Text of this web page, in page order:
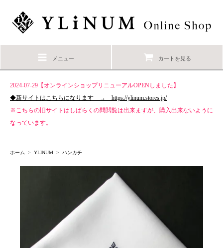
メニュー カートを見る
2024-07-29【オンラインショップリニューアルOPENしました】
◆新サイトはこちらになります → https://ylinum.stores.jp/
※こちらの旧サイトはしばらくの間閲覧は出来ますが、購入出来ないように
なっています。
ホーム > YLINUM > ハンカチ